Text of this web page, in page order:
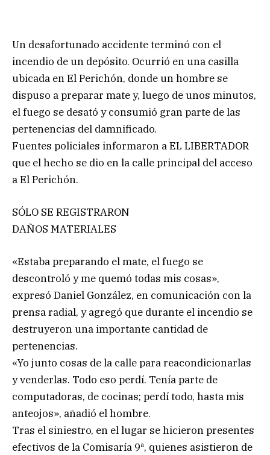
Un desafortunado accidente terminó con el
incendio de un depósito. Ocurrió en una casilla
ubicada en El Perichón, donde un hombre se
dispuso a preparar mate y, luego de unos minutos,
el fuego se desató y consumió gran parte de las
pertenencias del damnificado.
Fuentes policiales informaron a EL LIBERTADOR
que el hecho se dio en la calle principal del acceso
a El Perichón.
SÓLO SE REGISTRARON
DAÑOS MATERIALES
«Estaba preparando el mate, el fuego se
descontroló y me quemó todas mis cosas»,
expresó Daniel González, en comunicación con la
prensa radial, y agregó que durante el incendio se
destruyeron una importante cantidad de
pertenencias.
«Yo junto cosas de la calle para reacondicionarlas
y venderlas. Todo eso perdí. Tenía parte de
computadoras, de cocinas; perdí todo, hasta mis
anteojos», añadió el hombre.
Tras el siniestro, en el lugar se hicieron presentes
efectivos de la Comisaría 9ª, quienes asistieron de